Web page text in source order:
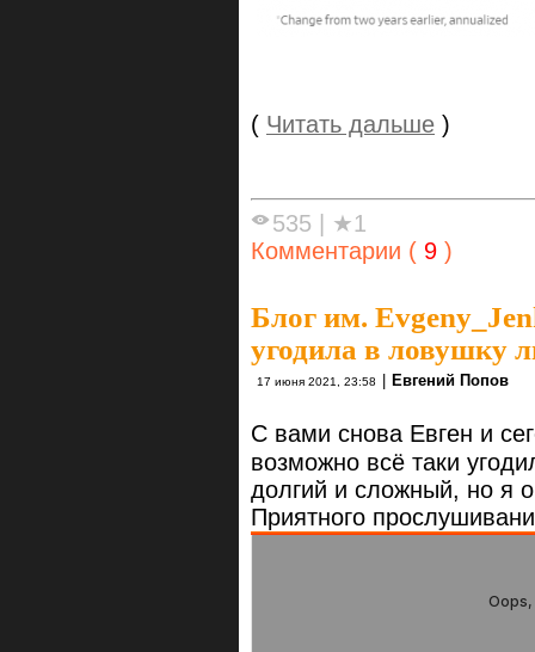
( Читать дальше )
535
★1
Комментарии ( 9 )
Блог им.
угодила в ловушку
17 июня 2021, 23:58 Евгений Попов
С вами снова Евген и
возможно всё таки
долгий и сложный, но я
Приятного